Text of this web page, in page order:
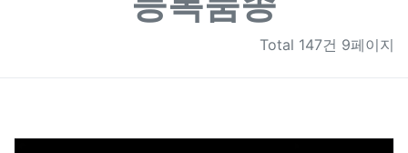
Total 147건 9페이지